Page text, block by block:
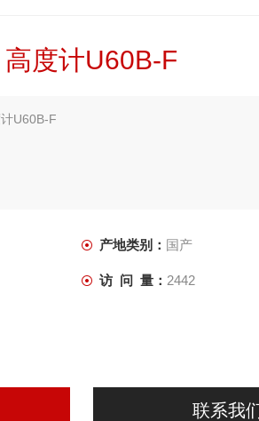
度计U60B-F
U60B-F
产地类别： 国产
访 问 量： 2442
联系我